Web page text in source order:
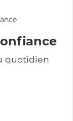
quotidien